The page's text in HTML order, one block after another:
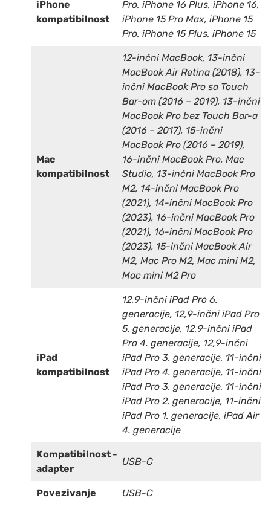
iPhone
kompatibilnost
Pro, iPhone 16 Plus, iPhone 16,
iPhone 15 Pro Max, iPhone 15
Pro, iPhone 15 Plus, iPhone 15
Mac
kompatibilnost
12-inčni MacBook, 13-inčni
MacBook Air Retina (2018), 13-
inčni MacBook Pro sa Touch
Bar-om (2016 – 2019), 13-inčni
MacBook Pro bez Touch Bar-a
(2016 – 2017), 15-inčni
MacBook Pro (2016 – 2019),
16-inčni MacBook Pro, Mac
Studio, 13-inčni MacBook Pro
M2, 14-inčni MacBook Pro
(2021), 14-inčni MacBook Pro
(2023), 16-inčni MacBook Pro
(2021), 16-inčni MacBook Pro
(2023), 15-inčni MacBook Air
M2, Mac Pro M2, Mac mini M2,
Mac mini M2 Pro
iPad
kompatibilnost
12,9-inčni iPad Pro 6.
generacije, 12,9-inčni iPad Pro
5. generacije, 12,9-inčni iPad
Pro 4. generacije, 12,9-inčni
iPad Pro 3. generacije, 11-inčni
iPad Pro 4. generacije, 11-inčni
iPad Pro 3. generacije, 11-inčni
iPad Pro 2. generacije, 11-inčni
iPad Pro 1. generacije, iPad Air
4. generacije
Kompatibilnost -
adapter
USB-C
Povezivanje USB-C